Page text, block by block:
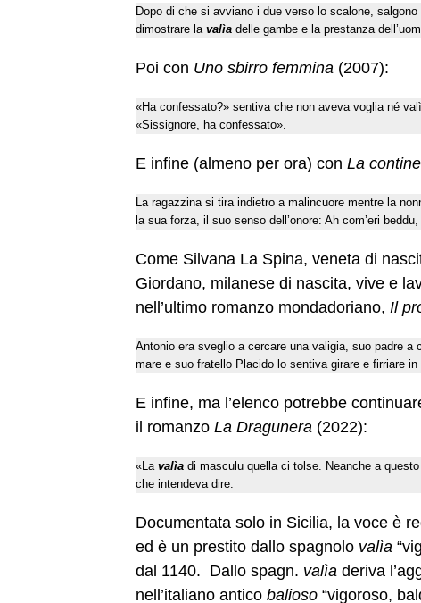
Dopo di che si avviano i due verso lo scalone,
dimostrare la valìa delle gambe e la prestanza
Poi con Uno sbirro femmina (2007):
«Ha confessato?» sentiva che non aveva voglia né
«Sissignore, ha confessato».
E infine (almeno per ora) con La
La ragazzina si tira indietro a malincuore mentre la
la sua forza, il suo senso dell’onore: Ah com’eri
Come Silvana La Spina, veneta di
Giordano, milanese di nascita, vive e
nell’ultimo romanzo mondadoriano, Il
Antonio era sveglio a cercare una valigia, suo padre
mare e suo fratello Placido lo sentiva girare e firriare
E infine, ma l’elenco potrebbe
il romanzo La Dragunera (2022):
«La valìa di masculu quella ci tolse. Neanche a
che intendeva dire.
Documentata solo in Sicilia, la voce è
ed è un prestito dallo spagnolo valìa
dal 1140. Dallo spagn. valìa deriva
nell’italiano antico balioso “vigoroso,